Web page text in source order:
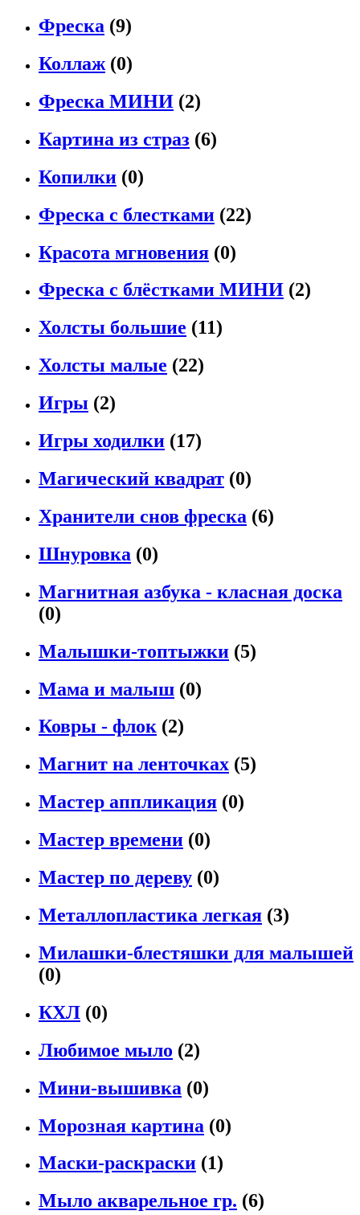
Фреска (9)
Коллаж (0)
Фреска МИНИ (2)
Картина из страз (6)
Копилки (0)
Фреска с блестками (22)
Красота мгновения (0)
Фреска с блёстками МИНИ (2)
Холсты большие (11)
Холсты малые (22)
Игры (2)
Игры ходилки (17)
Магический квадрат (0)
Хранители снов фреска (6)
Шнуровка (0)
Магнитная азбука - класная доска
(0)
Малышки-топтыжки (5)
Мама и малыш (0)
Ковры - флок (2)
Магнит на ленточках (5)
Мастер аппликация (0)
Мастер времени (0)
Мастер по дереву (0)
Металлопластика легкая (3)
Милашки-блестяшки для малышей
(0)
КХЛ (0)
Любимое мыло (2)
Мини-вышивка (0)
Морозная картина (0)
Маски-раскраски (1)
Мыло акварельное гр. (6)